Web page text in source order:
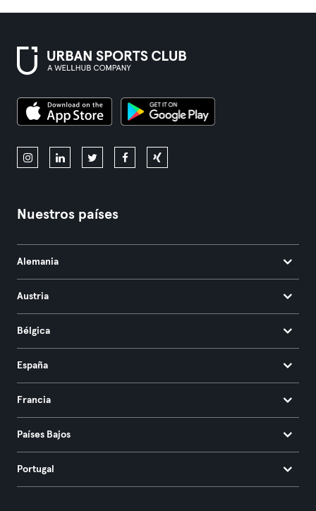
Nuestros países
Alemania
Austria
Bélgica
España
Francia
Países Bajos
Portugal